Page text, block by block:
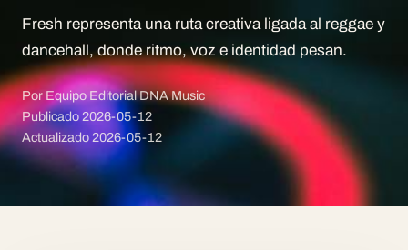
Fresh representa una ruta creativa ligada al reggae y
dancehall, donde ritmo, voz e identidad pesan.
Por Equipo Editorial DNA Music
Publicado 2026-05-12
Actualizado 2026-05-12